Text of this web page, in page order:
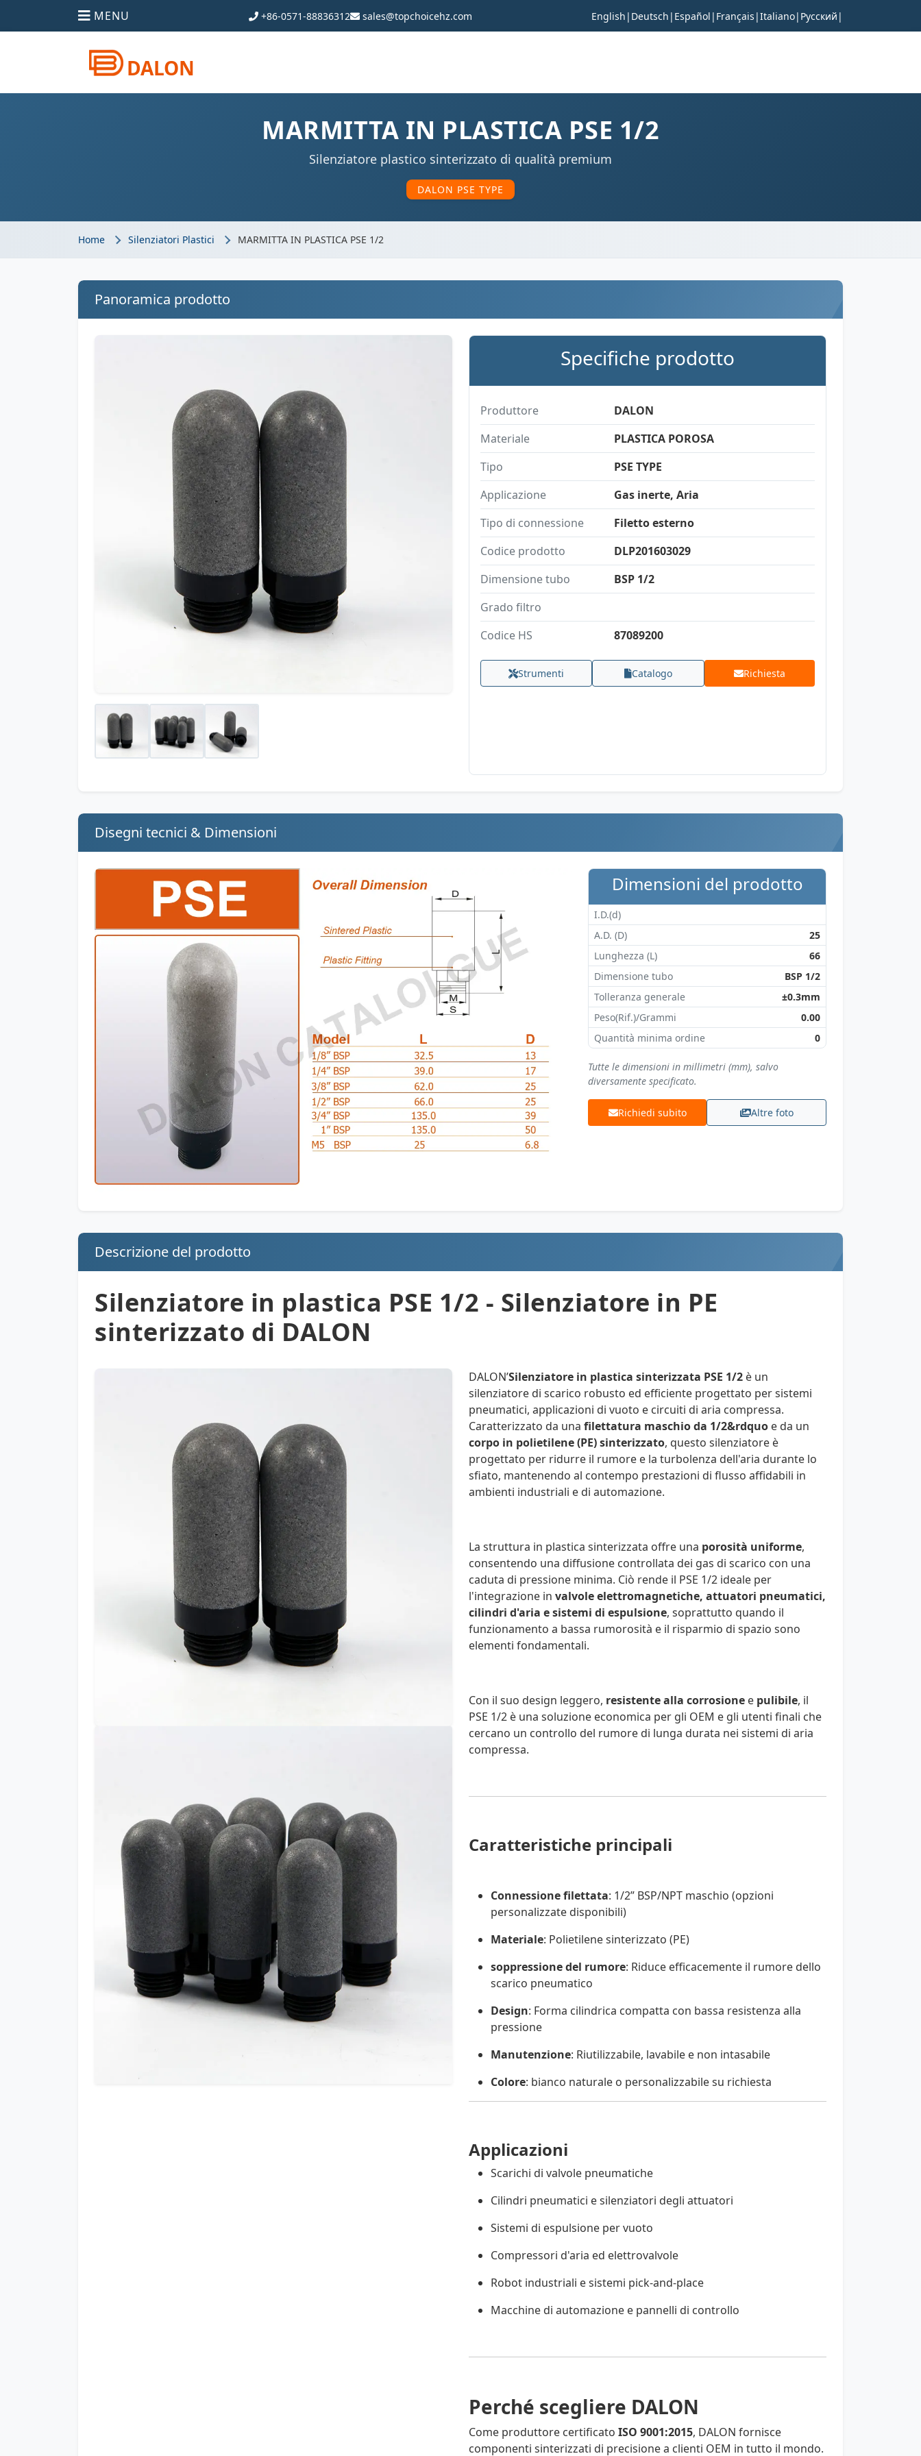
MENU +86-0571-88836312 sales@topchoicehz.com English | Deutsch | Español | Français |Italiano| Русский |
DALON
MARMITTA IN PLASTICA PSE 1/2
Silenziatore plastico sinterizzato di qualità premium
DALON PSE TYPE
Home Silenziatori Plastici MARMITTA IN PLASTICA PSE 1/2
Panoramica prodotto
Specifiche prodotto
Produttore
DALON
Materiale
PLASTICA POROSA
Tipo
PSE TYPE
Applicazione
Gas inerte, Aria
Tipo di connessione
Filetto esterno
Codice prodotto
DLP201603029
Dimensione tubo
BSP 1/2
Grado filtro
Codice HS
87089200
Strumenti Catalogo Richiesta
Disegni tecnici & Dimensioni
Dimensioni del prodotto
I.D.(d)
A.D. (D)
25
Lunghezza (L)
66
Dimensione tubo
BSP 1/2
Tolleranza generale
±0.3mm
Peso(Rif.)/Grammi
0.00
Quantità minima ordine
0
Tutte le dimensioni in millimetri (mm), salvo
diversamente specificato.
Richiedi subito Altre foto
Descrizione del prodotto
Silenziatore in plastica PSE 1/2 - Silenziatore in PE
sinterizzato di DALON
DALON’Silenziatore in plastica sinterizzata PSE 1/2 è un
silenziatore di scarico robusto ed efficiente progettato per sistemi
pneumatici, applicazioni di vuoto e circuiti di aria compressa.
Caratterizzato da una filettatura maschio da 1/2&rdquo e da un
corpo in polietilene (PE) sinterizzato, questo silenziatore è
progettato per ridurre il rumore e la turbolenza dell'aria durante lo
sfiato, mantenendo al contempo prestazioni di flusso affidabili in
ambienti industriali e di automazione.
La struttura in plastica sinterizzata offre una porosità uniforme,
consentendo una diffusione controllata dei gas di scarico con una
caduta di pressione minima. Ciò rende il PSE 1/2 ideale per
l'integrazione in valvole elettromagnetiche, attuatori pneumatici,
cilindri d'aria e sistemi di espulsione, soprattutto quando il
funzionamento a bassa rumorosità e il risparmio di spazio sono
elementi fondamentali.
Con il suo design leggero, resistente alla corrosione e pulibile, il
PSE 1/2 è una soluzione economica per gli OEM e gli utenti finali che
cercano un controllo del rumore di lunga durata nei sistemi di aria
compressa.
Caratteristiche principali
Connessione filettata: 1/2” BSP/NPT maschio (opzioni
personalizzate disponibili)
Materiale: Polietilene sinterizzato (PE)
soppressione del rumore: Riduce efficacemente il rumore dello
scarico pneumatico
Design: Forma cilindrica compatta con bassa resistenza alla
pressione
Manutenzione: Riutilizzabile, lavabile e non intasabile
Colore: bianco naturale o personalizzabile su richiesta
Applicazioni
Scarichi di valvole pneumatiche
Cilindri pneumatici e silenziatori degli attuatori
Sistemi di espulsione per vuoto
Compressori d'aria ed elettrovalvole
Robot industriali e sistemi pick-and-place
Macchine di automazione e pannelli di controllo
Perché scegliere DALON
Come produttore certificato ISO 9001:2015, DALON fornisce
componenti sinterizzati di precisione a clienti OEM in tutto il mondo.